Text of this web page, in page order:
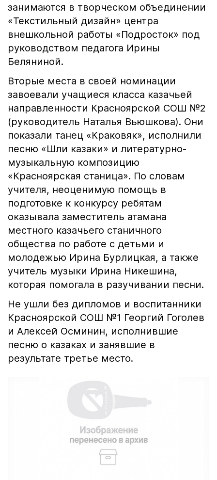
занимаются в творческом объединении
«Текстильный дизайн» центра
внешкольной работы «Подросток» под
руководством педагога Ирины
Беляниной.
Вторые места в своей номинации
завоевали учащиеся класса казачьей
направленности Красноярской СОШ №2
(руководитель Наталья Вьюшкова). Они
показали танец «Краковяк», исполнили
песню «Шли казаки» и литературно-
музыкальную композицию
«Красноярская станица». По словам
учителя, неоценимую помощь в
подготовке к конкурсу ребятам
оказывала заместитель атамана
местного казачьего станичного
общества по работе с детьми и
молодежью Ирина Бурлицкая, а также
учитель музыки Ирина Никешина,
которая помогала в разучивании песни.
Не ушли без дипломов и воспитанники
Красноярской СОШ №1 Георгий Гоголев
и Алексей Осминин, исполнившие
песню о казаках и занявшие в
результате третье место.